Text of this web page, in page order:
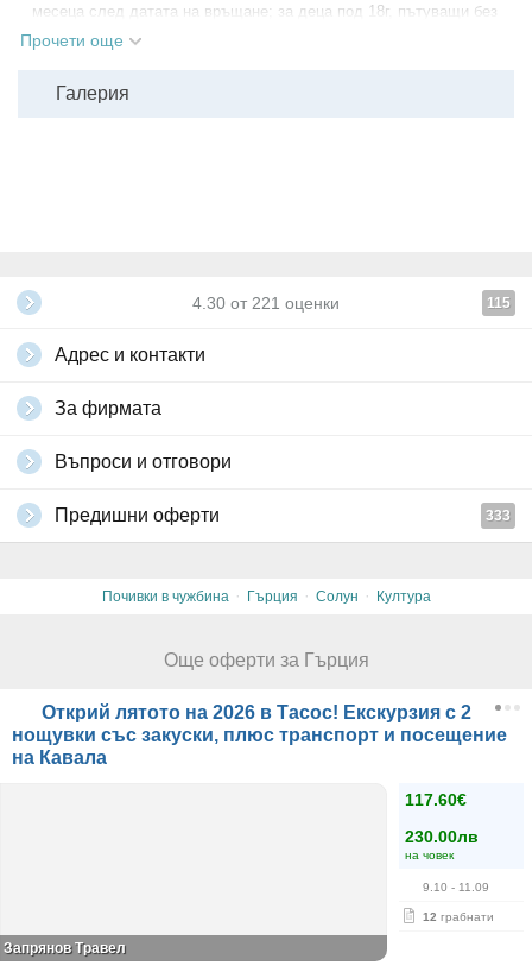
месеца след датата на връщане; за деца под 18г, пътуващи без
на България, нотариално заверена и подписана и от двамата
Всички други
Прочети още
Галерия
4.30 от 221 оценки 115
Адрес и контакти
За фирмата
Въпроси и отговори
Предишни оферти 333
Почивки в чужбина · Гърция · Солун · Култура
Още оферти за Гърция
Открий лятото на 2026 в Тасос! Екскурзия с 2
нощувки със закуски, плюс транспорт и посещение
на Кавала
117.60€
230.00лв
на човек
9.10 - 11.09
12 грабнати
Запрянов Травел